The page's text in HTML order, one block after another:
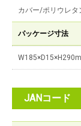
カバー/ポリウレタ
パッケージ寸法
JANコード